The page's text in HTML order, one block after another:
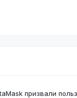
призвали